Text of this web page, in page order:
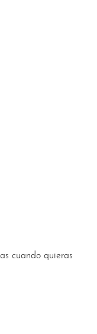
cuando quieras